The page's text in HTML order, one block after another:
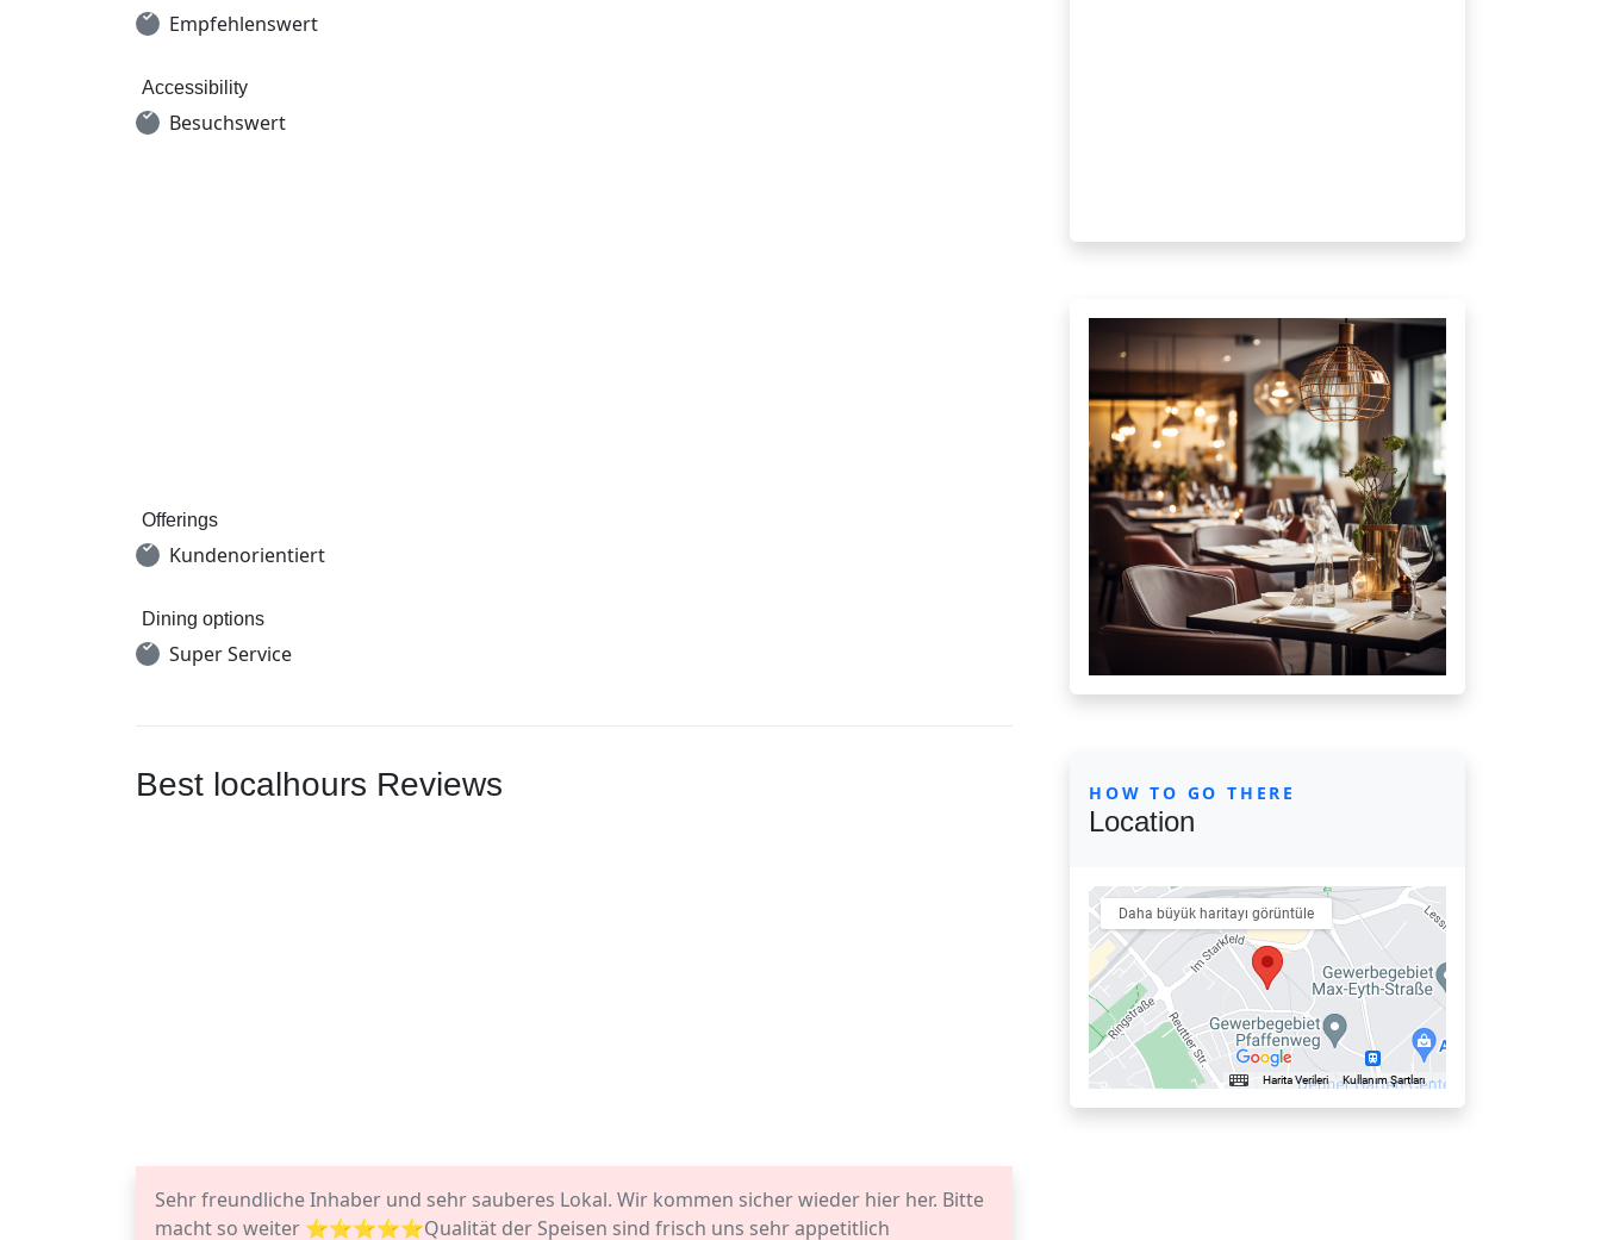
Empfehlenswert
Accessibility
Besuchswert
Offerings
Kundenorientiert
Dining options
Super Service
Best localhours Reviews
Sehr freundliche Inhaber und sehr sauberes Lokal. Wir kommen sicher wieder hier her. Bitte
macht so weiter ⭐️⭐️⭐️⭐️⭐️Qualität der Speisen sind frisch uns sehr appetitlich
HOW TO GO THERE
Location